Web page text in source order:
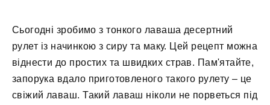
Сьогодні зробимо з тонкого лаваша десертний
рулет із начинкою з сиру та маку. Цей рецепт можна
віднести до простих та швидких страв. Пам'ятайте,
запорука вдало приготовленого такого рулету – це
свіжий лаваш. Такий лаваш ніколи не порветься під